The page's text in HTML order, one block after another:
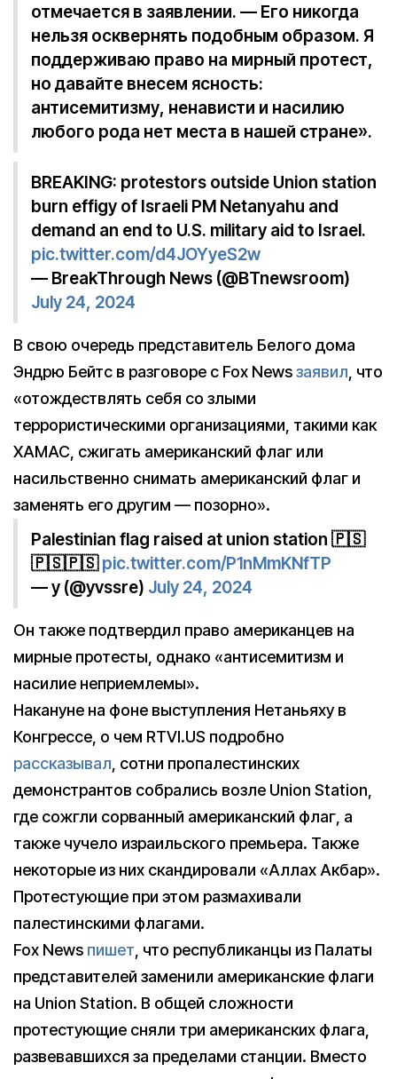
отмечается в заявлении. — Его никогда
нельзя осквернять подобным образом. Я
поддерживаю право на мирный протест,
но давайте внесем ясность:
антисемитизму, ненависти и насилию
любого рода нет места в нашей стране».
BREAKING: protestors outside Union station
burn effigy of Israeli PM Netanyahu and
demand an end to U.S. military aid to Israel.
pic.twitter.com/d4JOYyeS2w
— BreakThrough News (@BTnewsroom)
July 24, 2024
В свою очередь представитель Белого дома
Эндрю Бейтс в разговоре с Fox Newsзаявил, что
«отождествлять себя со злыми
террористическими организациями, такими как
ХАМАС, сжигать американский флаг или
насильственно снимать американский флаг и
заменять его другим — позорно».
Palestinian flag raised at union station 🇵🇸
🇵🇸🇵🇸pic.twitter.com/P1nMmKNfTP
— y (@yvssre) July 24, 2024
Он также подтвердил право американцев на
мирные протесты, однако «антисемитизм и
насилие неприемлемы».
Накануне на фоне выступления Нетаньяху в
Конгрессе, о чем RTVI.US подробно
рассказывал, сотни пропалестинских
демонстрантов собрались возле Union Station,
где сожгли сорванный американский флаг, а
также чучело израильского премьера. Также
некоторые из них скандировали «Аллах Акбар».
Протестующие при этом размахивали
палестинскими флагами.
Fox News пишет, что республиканцы из Палаты
представителей заменили американские флаги
на Union Station. В общей сложности
протестующие сняли три американских флага,
развевавшихся за пределами станции. Вместо